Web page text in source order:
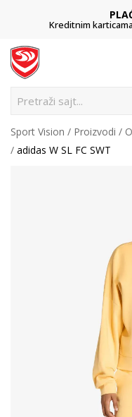
Kreditnim
Pr
Sport Vision Proizvodi
adidas W SL FC SWT